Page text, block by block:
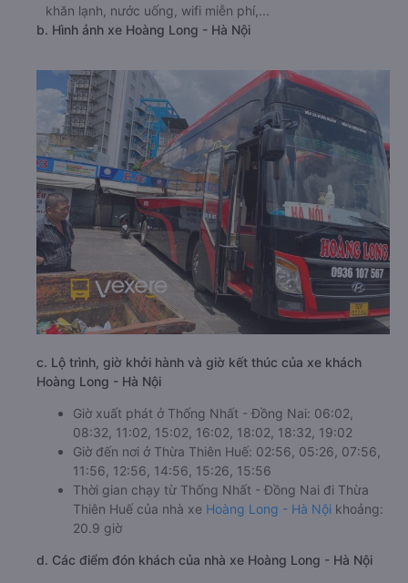
khăn lạnh, nước uống, wifi miễn phí,...
b. Hình ảnh xe Hoàng Long - Hà Nội
c. Lộ trình, giờ khởi hành và giờ kết thúc của xe khách
Hoàng Long - Hà Nội
Giờ xuất phát ở Thống Nhất - Đồng Nai: 06:02,
08:32, 11:02, 15:02, 16:02, 18:02, 18:32, 19:02
Giờ đến nơi ở Thừa Thiên Huế: 02:56, 05:26, 07:56,
11:56, 12:56, 14:56, 15:26, 15:56
Thời gian chạy từ Thống Nhất - Đồng Nai đi Thừa
Thiên Huế của nhà xe Hoàng Long - Hà Nội khoảng:
20.9 giờ
d. Các điểm đón khách của nhà xe Hoàng Long - Hà Nội